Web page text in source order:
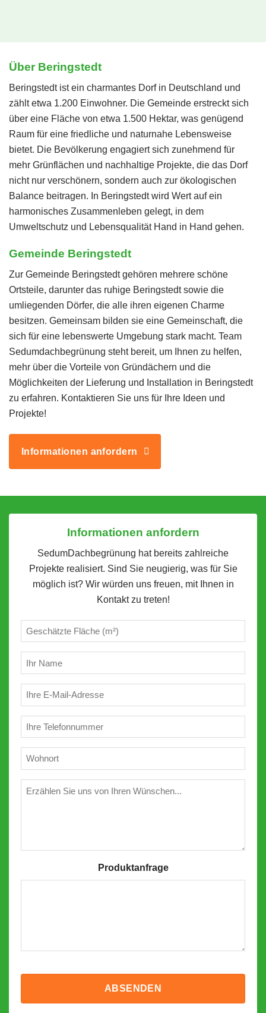
Über Beringstedt
Beringstedt ist ein charmantes Dorf in Deutschland und
zählt etwa 1.200 Einwohner. Die Gemeinde erstreckt sich
über eine Fläche von etwa 1.500 Hektar, was genügend
Raum für eine friedliche und naturnahe Lebensweise
bietet. Die Bevölkerung engagiert sich zunehmend für
mehr Grünflächen und nachhaltige Projekte, die das Dorf
nicht nur verschönern, sondern auch zur ökologischen
Balance beitragen. In Beringstedt wird Wert auf ein
harmonisches Zusammenleben gelegt, in dem
Umweltschutz und Lebensqualität Hand in Hand gehen.
Gemeinde Beringstedt
Zur Gemeinde Beringstedt gehören mehrere schöne
Ortsteile, darunter das ruhige Beringstedt sowie die
umliegenden Dörfer, die alle ihren eigenen Charme
besitzen. Gemeinsam bilden sie eine Gemeinschaft, die
sich für eine lebenswerte Umgebung stark macht. Team
Sedumdachbegrünung steht bereit, um Ihnen zu helfen,
mehr über die Vorteile von Gründächern und die
Möglichkeiten der Lieferung und Installation in Beringstedt
zu erfahren. Kontaktieren Sie uns für Ihre Ideen und
Projekte!
Informationen anfordern
Informationen anfordern
SedumDachbegrünung hat bereits zahlreiche
Projekte realisiert. Sind Sie neugierig, was für Sie
möglich ist? Wir würden uns freuen, mit Ihnen in
Kontakt zu treten!
m²
Name
Mail
(erforderlich)
(erforderlich)
Wünschen
Produktanfrage